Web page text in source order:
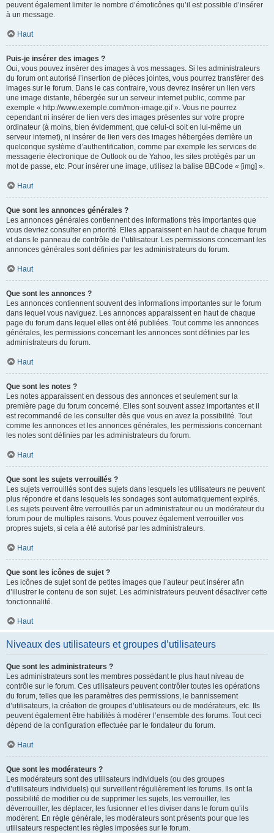
peuvent également limiter le nombre d’émoticônes qu’il est possible d’insérer
à un message.
Haut
Puis-je insérer des images ?
Oui, vous pouvez insérer des images à vos messages. Si les administrateurs
du forum ont autorisé l’insertion de pièces jointes, vous pourrez transférer des
images sur le forum. Dans le cas contraire, vous devrez insérer un lien vers
une image distante, hébergée sur un serveur internet public, comme par
exemple « http://www.exemple.com/mon-image.gif ». Vous ne pourrez
cependant ni insérer de lien vers des images présentes sur votre propre
ordinateur (à moins, bien évidemment, que celui-ci soit en lui-même un
serveur internet), ni insérer de lien vers des images hébergées derrière un
quelconque système d’authentification, comme par exemple les services de
messagerie électronique de Outlook ou de Yahoo, les sites protégés par un
mot de passe, etc. Pour insérer une image, utilisez la balise BBCode « [img] ».
Haut
Que sont les annonces générales ?
Les annonces générales contiennent des informations très importantes que
vous devriez consulter en priorité. Elles apparaissent en haut de chaque forum
et dans le panneau de contrôle de l’utilisateur. Les permissions concernant les
annonces générales sont définies par les administrateurs du forum.
Haut
Que sont les annonces ?
Les annonces contiennent souvent des informations importantes sur le forum
dans lequel vous naviguez. Les annonces apparaissent en haut de chaque
page du forum dans lequel elles ont été publiées. Tout comme les annonces
générales, les permissions concernant les annonces sont définies par les
administrateurs du forum.
Haut
Que sont les notes ?
Les notes apparaissent en dessous des annonces et seulement sur la
première page du forum concerné. Elles sont souvent assez importantes et il
est recommandé de les consulter dès que vous en avez la possibilité. Tout
comme les annonces et les annonces générales, les permissions concernant
les notes sont définies par les administrateurs du forum.
Haut
Que sont les sujets verrouillés ?
Les sujets verrouillés sont des sujets dans lesquels les utilisateurs ne peuvent
plus répondre et dans lesquels les sondages sont automatiquement expirés.
Les sujets peuvent être verrouillés par un administrateur ou un modérateur du
forum pour de multiples raisons. Vous pouvez également verrouiller vos
propres sujets, si cela a été autorisé par les administrateurs.
Haut
Que sont les icônes de sujet ?
Les icônes de sujet sont de petites images que l’auteur peut insérer afin
d’illustrer le contenu de son sujet. Les administrateurs peuvent désactiver cette
fonctionnalité.
Haut
Niveaux des utilisateurs et groupes d’utilisateurs
Que sont les administrateurs ?
Les administrateurs sont les membres possédant le plus haut niveau de
contrôle sur le forum. Ces utilisateurs peuvent contrôler toutes les opérations
du forum, telles que les paramètres des permissions, le bannissement
d’utilisateurs, la création de groupes d’utilisateurs ou de modérateurs, etc. Ils
peuvent également être habilités à modérer l’ensemble des forums. Tout ceci
dépend de la configuration effectuée par le fondateur du forum.
Haut
Que sont les modérateurs ?
Les modérateurs sont des utilisateurs individuels (ou des groupes
d’utilisateurs individuels) qui surveillent régulièrement les forums. Ils ont la
possibilité de modifier ou de supprimer les sujets, les verrouiller, les
déverrouiller, les déplacer, les fusionner et les diviser dans le forum qu’ils
modèrent. En règle générale, les modérateurs sont présents pour que les
utilisateurs respectent les règles imposées sur le forum.